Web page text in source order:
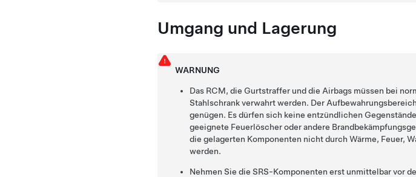
Umgang und Lagerung
WARNUNG
Das RCM, die Gurtstraffer und die Airbags müssen bei
Stahlschrank verwahrt werden. Der
genügen. Es dürfen sich keine entzündlichen
geeignete Feuerlöscher oder andere
die gelagerten Komponenten nicht durch Wärme, Feuer,
werden.
Nehmen Sie die SRS-Komponenten erst unmittelbar vor